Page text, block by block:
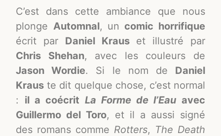
C’est dans cette ambiance que nous
plonge Automnal, uncomic horrifique
écrit par Daniel Krauset illustré par
Chris Shehan, avec les couleurs de
Jason Wordie. Si le nom de Daniel
Kraus te dit quelque chose, c’est normal
: il a coécrit La Forme de l’Eau avec
Guillermo del Toro, et il a aussi signé
des romans comme Rotters, The Death